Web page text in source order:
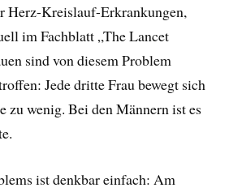
Herz-Kreislauf-Erkrankungen,
im Fachblatt „The Lancet
sind von diesem Problem
Jede dritte Frau bewegt sich
zu wenig. Bei den Männern ist es
ist denkbar einfach: Am